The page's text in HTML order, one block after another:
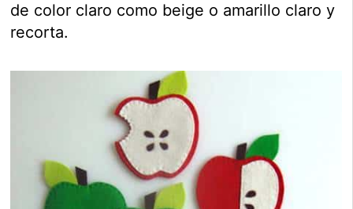
de color claro como beige o amarillo claro y
recorta.